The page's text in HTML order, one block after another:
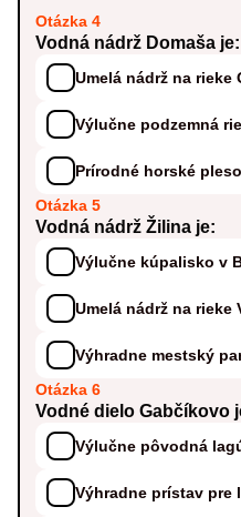
Otázka 4
Vodná nádrž Domaša je:
Umelá nádrž na rieke
Výlučne podzemná
Prírodné horské
Otázka 5
Vodná nádrž Žilina je:
Výlučne kúpalisko v
Umelá nádrž na rieke
Výhradne mestský
Otázka 6
Vodné dielo Gabčíkovo
Výlučne pôvodná
Výhradne prístav pre